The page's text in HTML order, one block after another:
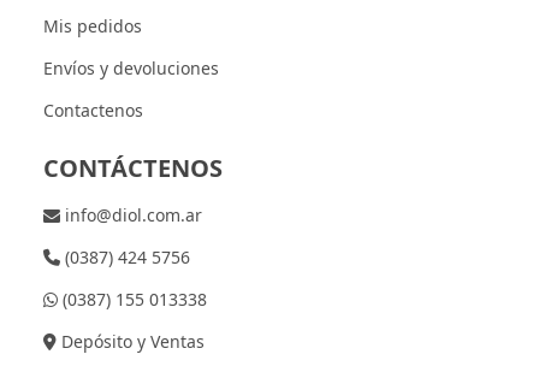
Mis pedidos
Envíos y devoluciones
Contactenos
CONTÁCTENOS
info@diol.com.ar
(0387) 424 5756
(0387) 155 013338
Depósito y Ventas